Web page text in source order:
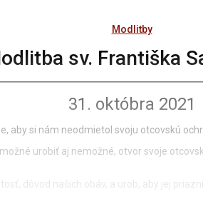
Modlitby
sv. Františka
31. októbra 2021
aby si nám neodmietol svoju otcovskú
urobiť aj nemožné, otvor svoje
dôvod našich obáv, a urob, aby jej